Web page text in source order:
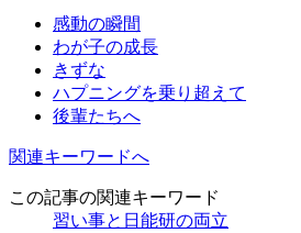
感動の瞬間
わが子の成長
きずな
ハプニングを乗り超えて
後輩たちへ
関連キーワードへ
この記事の関連キーワード
習い事と日能研の両立